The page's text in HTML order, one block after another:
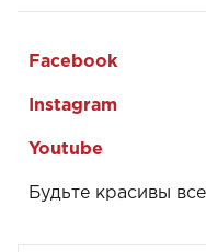
Facebook
Instagram
Youtube
Будьте красивы